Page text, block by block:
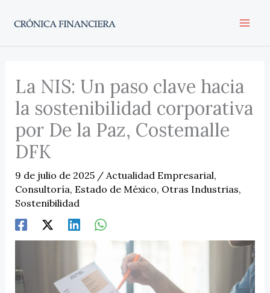
La NIS: Un paso clave hacia
la sostenibilidad corporativa
por De la Paz, Costemalle
DFK
9 de julio de 2025 / Actualidad Empresarial,
Consultoría, Estado de México, Otras Industrias,
Sostenibilidad